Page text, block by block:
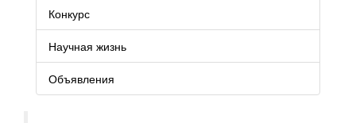
Конкурс
Научная жизнь
Объявления